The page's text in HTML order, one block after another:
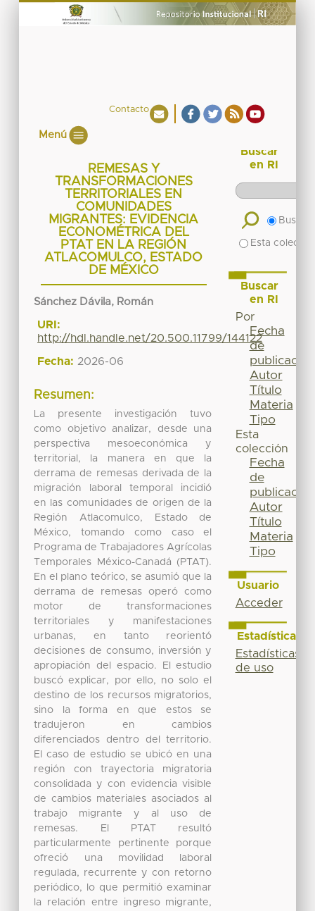
Contacto
Menú
REMESAS Y
TRANSFORMACIONES
TERRITORIALES EN
COMUNIDADES
MIGRANTES: EVIDENCIA
ECONOMÉTRICA DEL
PTAT EN LA REGIÓN
ATLACOMULCO, ESTADO
DE MÉXICO
Sánchez Dávila, Román
URI:
http://hdl.handle.net/20.500.11799/144122
Fecha: 2026-06
Resumen:
La presente investigación tuvo
como objetivo analizar, desde una
perspectiva mesoeconómica y
territorial, la manera en que la
derrama de remesas derivada de la
migración laboral temporal incidió
en las comunidades de origen de la
Región Atlacomulco, Estado de
México, tomando como caso el
Programa de Trabajadores Agrícolas
Temporales México-Canadá (PTAT).
En el plano teórico, se asumió que la
derrama de remesas operó como
motor de transformaciones
territoriales y manifestaciones
urbanas, en tanto reorientó
decisiones de consumo, inversión y
apropiación del espacio. El estudio
buscó explicar, por ello, no solo el
destino de los recursos migratorios,
sino la forma en que estos se
tradujeron en cambios
diferenciados dentro del territorio.
El caso de estudio se ubicó en una
región con trayectoria migratoria
consolidada y con evidencia visible
de cambios materiales asociados al
trabajo migrante y al uso de
remesas. El PTAT resultó
particularmente pertinente porque
ofreció una movilidad laboral
regulada, recurrente y con retorno
periódico, lo que permitió examinar
la relación entre ingreso migrante,
Buscar
en RI
Buscar
Esta
Buscar
en RI
Por
Fecha
de
publicación
Autor
Título
Materia
Tipo
Esta
colección
Fecha
de
publicación
Autor
Título
Materia
Tipo
Usuario
Acceder
Estadísticas
Estadísticas
de uso